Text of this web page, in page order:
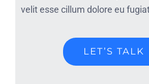
velit esse cillum dolore eu
LET’S TALK